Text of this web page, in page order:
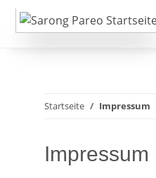
Startseite Impressum
Impressum